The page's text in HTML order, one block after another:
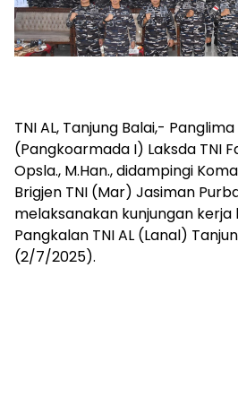
TNI AL, Tanjung Balai,-
(Pangkoarmada I) Laksda TNI
Opsla., M.Han., didampingi
Brigjen TNI (Mar) Jasiman Purba,
melaksanakan kunjungan
Pangkalan TNI AL (Lanal)
(2/7/2025).